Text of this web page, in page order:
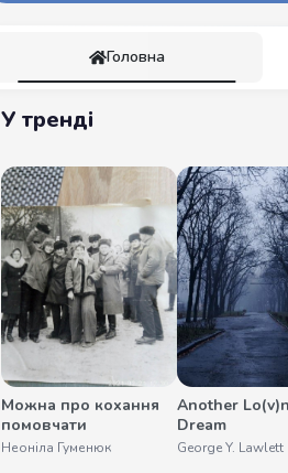
Головна
У тренді
Можна про кохання
помовчати
Неоніла Гуменюк
Another
Dream
George Y. Lawlett